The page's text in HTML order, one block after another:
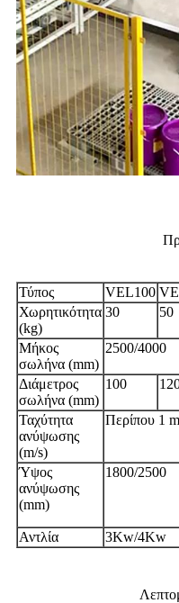
Τύπος VEL100
Χωρητικότητα
(kg)
30 50
Μήκος
σωλήνα (mm)
2500/4000
Διάμετρος
σωλήνα (mm)
100
Ταχύτητα
ανύψωσης
(m/s)
Περίπου 1
Ύψος
ανύψωσης
(mm)
1800/2500
Αντλία 3Kw/4Kw